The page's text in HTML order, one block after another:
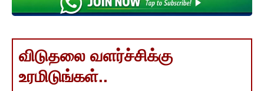
விடுதலை வளர்ச்சிக்கு
உரமிடுங்கள்..